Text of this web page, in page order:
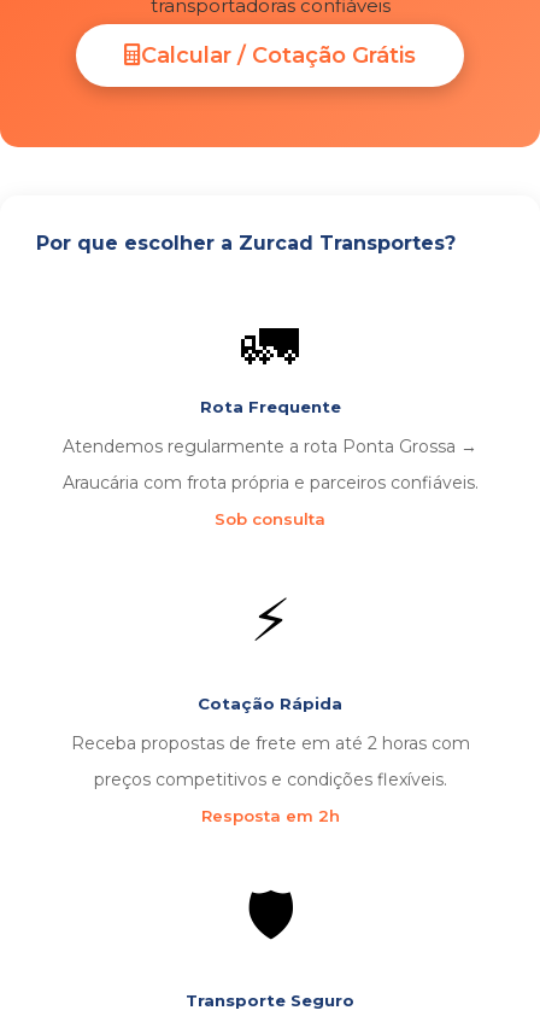
transportadoras confiáveis
Calcular / Cotação Grátis
Por que escolher a Zurcad Transportes?
🚛
Rota Frequente
Atendemos regularmente a rota Ponta Grossa →
Araucária com frota própria e parceiros confiáveis.
Sob consulta
⚡
Cotação Rápida
Receba propostas de frete em até 2 horas com
preços competitivos e condições flexíveis.
Resposta em 2h
🛡️
Transporte Seguro